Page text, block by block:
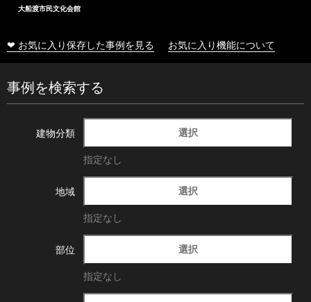
大船渡市民文化会館
❤ お気に入り保存した事例を見る お気に入り機能について
事例を検索する
建物分類 選択
指定なし
地域 選択
指定なし
部位 選択
指定なし